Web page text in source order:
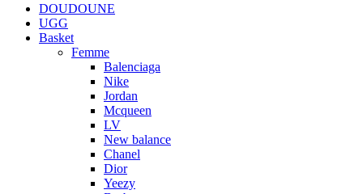
DOUDOUNE
UGG
Basket
Femme
Balenciaga
Nike
Jordan
Mcqueen
LV
New balance
Chanel
Dior
Yeezy